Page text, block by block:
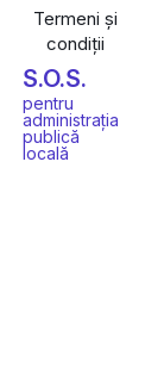
Termeni și
condiții
S.O.S.
pentru
administrația
publică
locală